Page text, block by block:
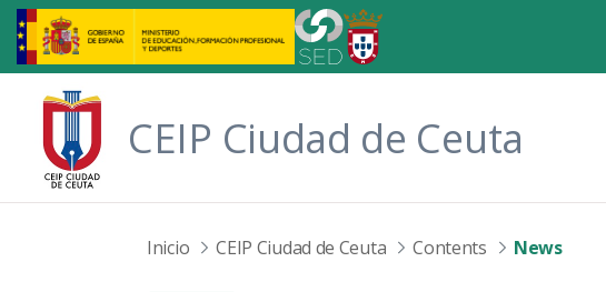
Skip to Main Content
CEIP Ciudad de Ceuta
Inicio CEIP Ciudad de Ceuta Contents News